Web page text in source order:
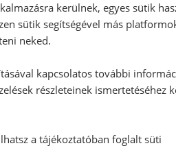
kerülnek, egyes sütik
sütik segítségével más
neked.
kapcsolatos további
részleteinek ismertetéséhez
a tájékoztatóban foglalt süti